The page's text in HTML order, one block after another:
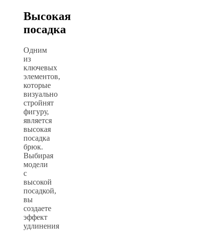
Высокая
посадка
Одним
из
ключевых
элементов,
которые
визуально
стройнят
фигуру,
является
высокая
посадка
брюк.
Выбирая
модели
с
высокой
посадкой,
вы
создаете
эффект
удлинения